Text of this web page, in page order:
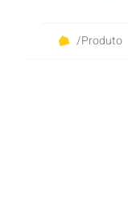
/Produto